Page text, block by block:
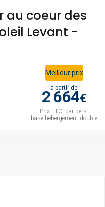
au coeur des
Levant -
Meilleur prix
à partir de
2 664€
Prix TTC, par pers.
base hébergement double